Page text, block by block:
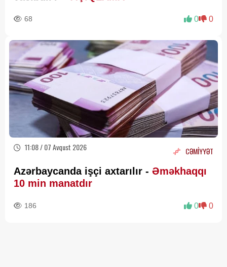
68 0 0
11:08 / 07 Avqust 2026 CƏMİYYƏT
Azərbaycanda işçi axtarılır - Əməkhaqqı
10 min manatdır
186 0 0